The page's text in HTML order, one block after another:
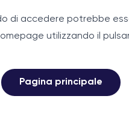
di accedere potrebbe
utilizzando il
Pagina principale